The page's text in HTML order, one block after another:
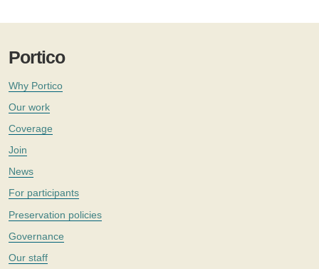
Portico
Why Portico
Our work
Coverage
Join
News
For participants
Preservation policies
Governance
Our staff